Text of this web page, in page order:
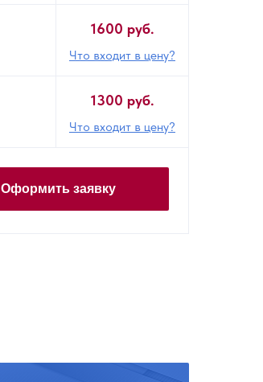
1600 руб.
Что входит в цену?
1300 руб.
Что входит в цену?
Оформить заявку